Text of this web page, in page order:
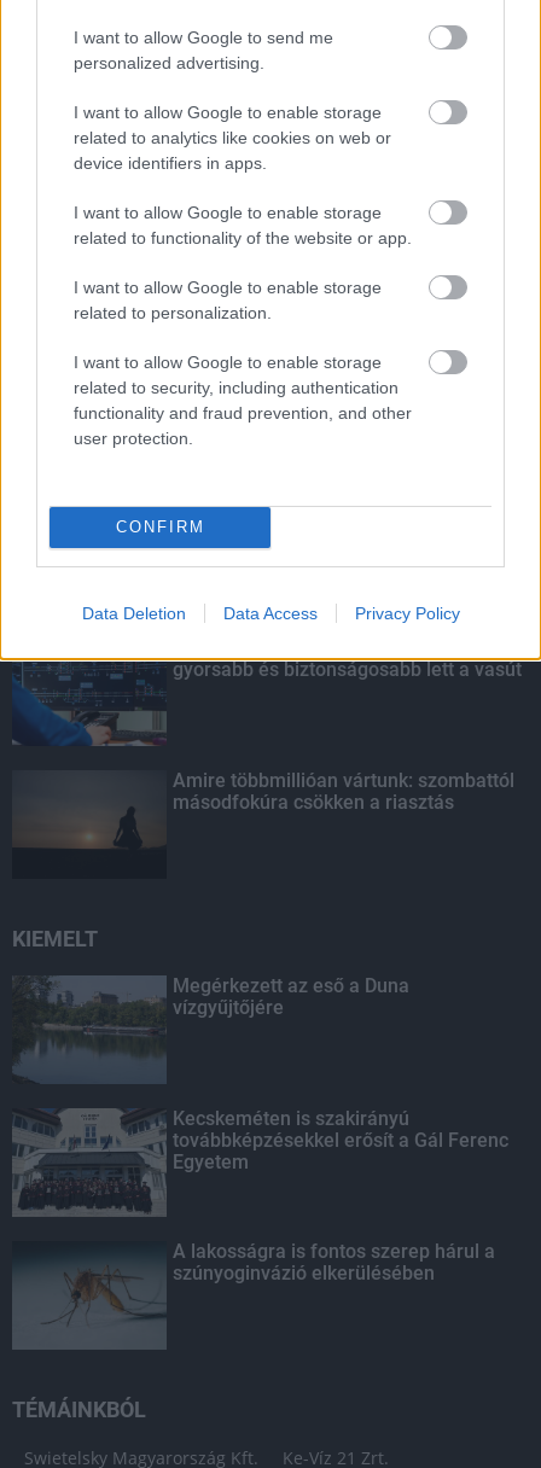
I want to allow Google to send me
personalized advertising.
I want to allow Google to enable storage
related to analytics like cookies on web or
device identifiers in apps.
I want to allow Google to enable storage
related to functionality of the website or app.
I want to allow Google to enable storage
related to personalization.
I want to allow Google to enable storage
related to security, including authentication
functionality and fraud prevention, and other
user protection.
CONFIRM
Data Deletion Data Access Privacy Policy
Országos hírek
TÚLFOGYASZTÁS NAPJA - JÚLIUS 30-RA
FELHASZNÁLTA AZ EMBERISÉG A FÖLD EGÉSZ
ÉVRE ELEGENDŐ ERŐFORRÁSAIT
HIRDETÉS
Indul a diákok pénzügyi ismereteit
erősítő Pénz7 programsorozat
gyorsabb és biztonságosabb lett a vasút
Amire többmillióan vártunk: szombattól
másodfokúra csökken a riasztás
KIEMELT
Megérkezett az eső a Duna
vízgyűjtőjére
Kecskeméten is szakirányú
továbbképzésekkel erősít a Gál Ferenc
Egyetem
A lakosságra is fontos szerep hárul a
szúnyoginvázió elkerülésében
TÉMÁINKBÓL
Swietelsky Magyarország Kft. Ke-Víz 21 Zrt.